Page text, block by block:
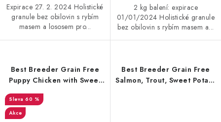
Expirace 27. 2. 2024 Holistické
granule bez obilovin s rybím
masem a lososem pro...
2 kg balení: expirace
01/01/2024 Holistické granule
bez obilovin s rybím masem a...
Best Breeder Grain Free
Puppy Chicken with Sweet
60 %
Akce
Best Breeder Grain Free
Salmon, Trout, Sweet Potato